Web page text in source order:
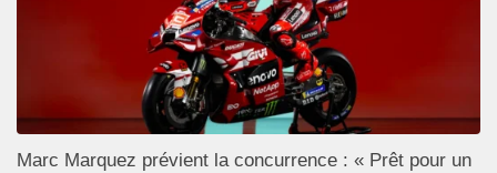
Marc Marquez prévient la concurrence : « Prêt pour un